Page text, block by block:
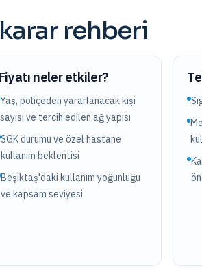
rehberi
Fiyatı neler etkiler?
Yaş, poliçeden yararlanacak kişi
sayısı ve tercih edilen ağ yapısı
SGK durumu ve özel hastane
kullanım beklentisi
Beşiktaş'daki kullanım yoğunluğu
ve kapsam seviyesi